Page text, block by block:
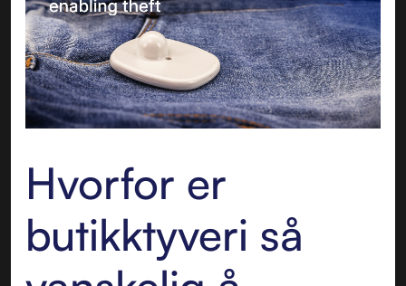
Hvorfor er
butikktyveri så